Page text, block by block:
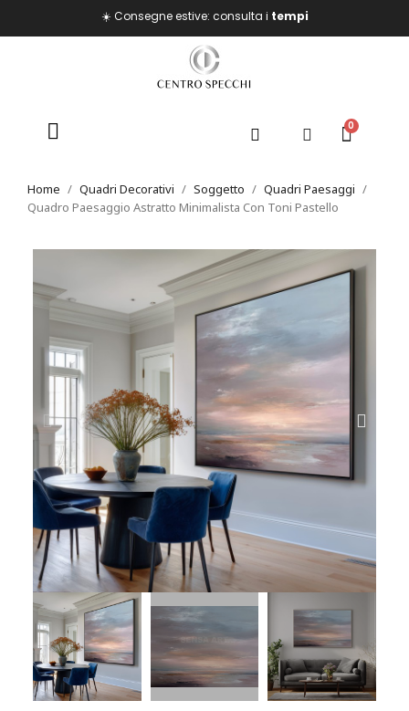
☀️ Consegne estive: consulta i tempi
Home Quadri Decorativi Soggetto
Quadri Paesaggi
Quadro Paesaggio Astratto Minimalista Con Toni Pastello